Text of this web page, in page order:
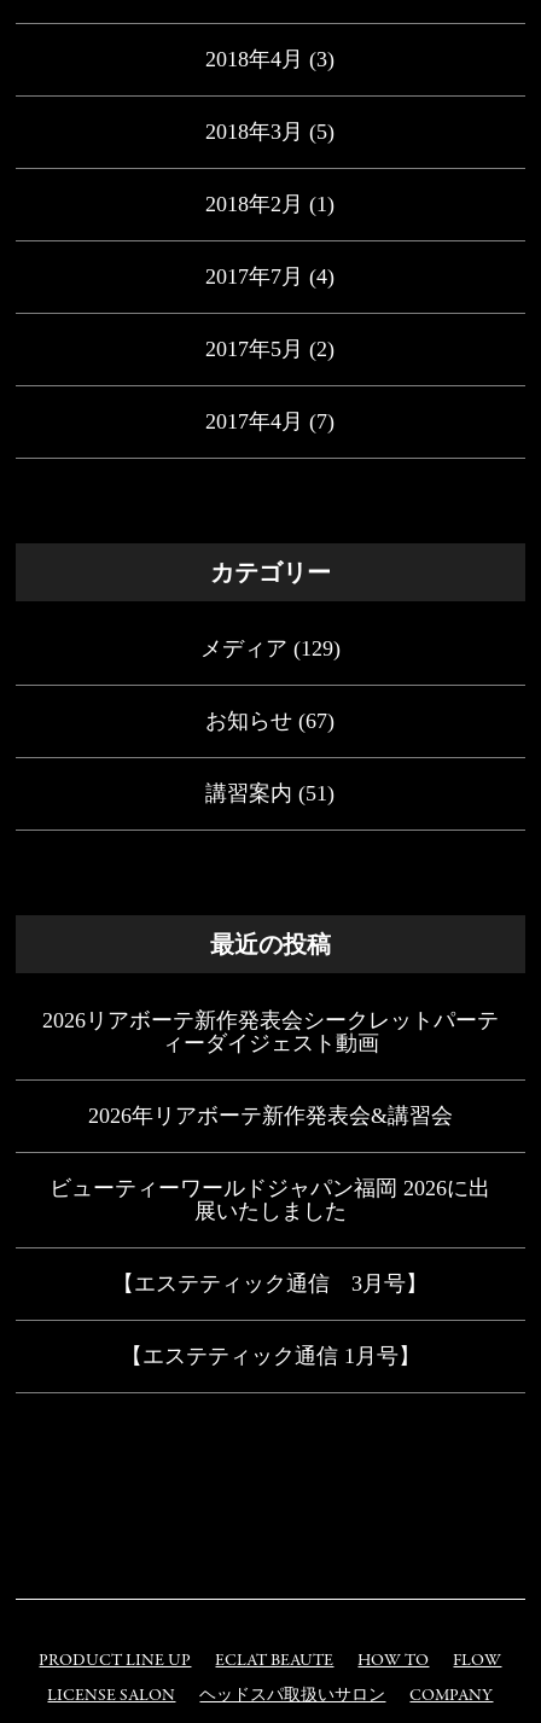
2018年4月 (3)
2018年3月 (5)
2018年2月 (1)
2017年7月 (4)
2017年5月 (2)
2017年4月 (7)
カテゴリー
メディア (129)
お知らせ (67)
講習案内 (51)
最近の投稿
2026リアボーテ新作発表会シークレットパーテ
ィーダイジェスト動画
2026年リアボーテ新作発表会&講習会
ビューティーワールドジャパン福岡 2026に出
展いたしました
【エステティック通信 3月号】
【エステティック通信 1月号】
PRODUCT LINE UP ECLAT BEAUTE HOW TO
FLOW
LICENSE SALON
ヘッドスパ取扱いサロン
COMPANY